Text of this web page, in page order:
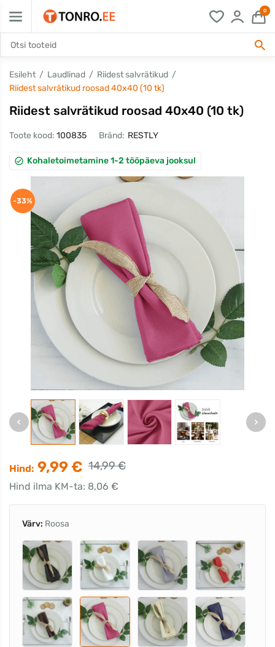
0
Esileht Laudlinad
Riidest salvrätikud
Riidest salvrätikud roosad 40x40 (10 tk)
Riidest salvrätikud roosad 40x40 (10 tk)
Toote kood: 100835 Bränd: RESTLY
Kohaletoimetamine 1-2 tööpäeva jooksul
-33%
Hind: 9,99 € 14,99 €
Hind ilma KM-ta: 8,06 €
Värv: Roosa